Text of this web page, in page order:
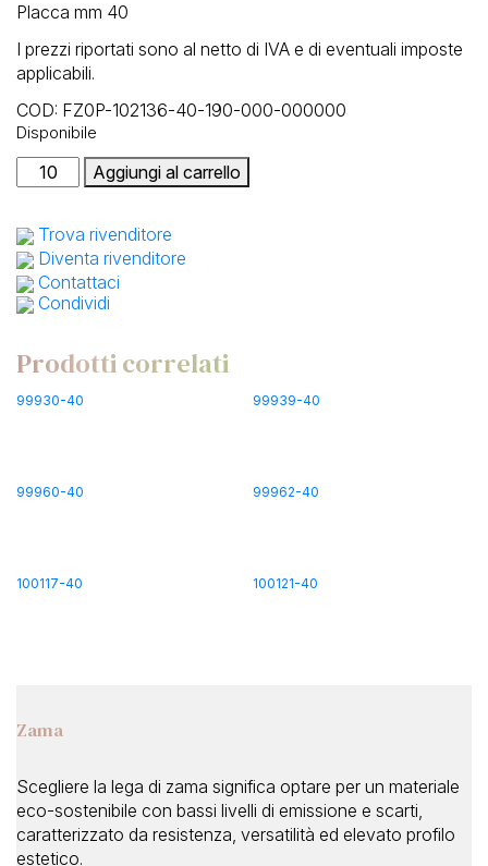
Placca mm 40
I prezzi riportati sono al netto di IVA e di eventuali imposte
applicabili.
COD: FZ0P-102136-40-190-000-000000
Disponibile
102136-
40
Aggiungi al carrello
Trova rivenditore
Diventa rivenditore
Contattaci
Condividi
Prodotti correlati
99930-40 99939-40
99960-40 99962-40
100117-40 100121-40
Zama
Scegliere la lega di zama significa optare per un materiale
eco-sostenibile con bassi livelli di emissione e scarti,
caratterizzato da resistenza, versatilità ed elevato profilo
estetico.